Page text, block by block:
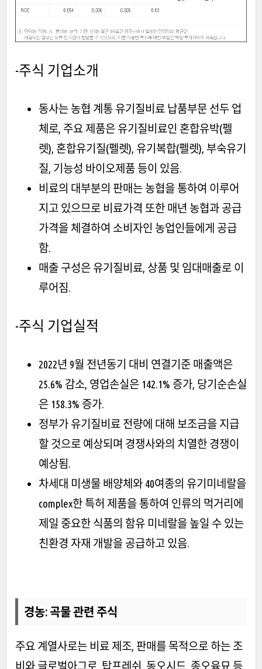
-주식 기업소개
동사는 농협 계통 유기질비료 납품부문 선두 업
체로, 주요 제품은 유기질비료인 혼합유박(펠
렛), 혼합유기질(펠렛), 유기복합(펠렛), 부숙유기
질, 기능성 바이오제품 등이 있음.
비료의 대부분의 판매는 농협을 통하여 이루어
지고 있으므로 비료가격 또한 매년 농협과 공급
가격을 체결하여 소비자인 농업인들에게 공급
함.
매출 구성은 유기질비료, 상품 및 임대매출로 이
루어짐.
-주식 기업실적
2022년 9월 전년동기 대비 연결기준 매출액은
25.6% 감소, 영업손실은 142.1% 증가, 당기순손실
은 158.3% 증가.
정부가 유기질비료 전량에 대해 보조금을 지급
할 것으로 예상되며 경쟁사와의 치열한 경쟁이
예상됨.
차세대 미생물 배양체와 40여종의 유기미네랄을
complex한 특허 제품을 통하여 인류의 먹거리에
제일 중요한 식품의 함유 미네랄을 높일 수 있는
친환경 자재 개발을 공급하고 있음.
경농: 곡물 관련 주식
주요 계열사로는 비료 제조, 판매를 목적으로 하는 조
비와 글로벌아그로, 탑프레쉬, 동오시드, 종오육묘 등